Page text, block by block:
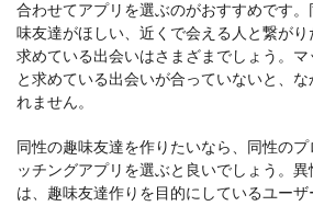
合わせてアプリを選ぶのがおすすめです
味友達がほしい、近くで会える人と繋が
求めている出会いはさまざまでしょう。
と求めている出会いが合っていないと、
れません。
同性の趣味友達を作りたいなら、同性の
ッチングアプリを選ぶと良いでしょう。
は、趣味友達作りを目的にしているユー